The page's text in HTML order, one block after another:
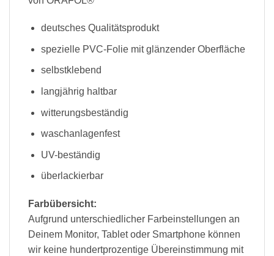
deutsches Qualitätsprodukt
spezielle PVC-Folie mit glänzender Oberfläche
selbstklebend
langjährig haltbar
witterungsbeständig
waschanlagenfest
UV-beständig
überlackierbar
Farbübersicht:
Aufgrund unterschiedlicher Farbeinstellungen an
Deinem Monitor, Tablet oder Smartphone können
wir keine hundertprozentige Übereinstimmung mit